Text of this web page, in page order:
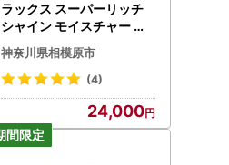
ラックス スーパーリッチ
シャイン モイスチャー 保
湿シャンプー/コンディシ
ョナー つめかえ用 280g
各6個 ※離島への配送不可
神奈川県相模原市
(4)
24,000